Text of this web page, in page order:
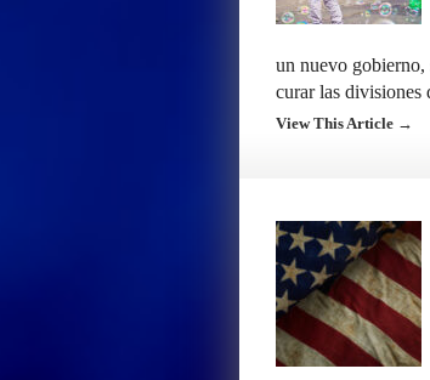
un nuevo gobierno,
curar las
View This Article →